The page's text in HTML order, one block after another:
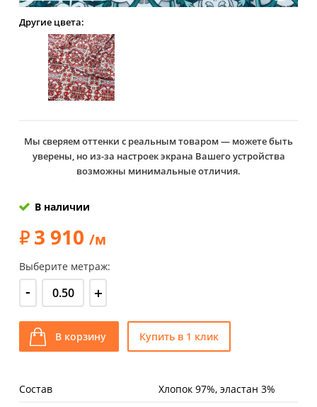
Другие цвета:
Мы сверяем оттенки с реальным товаром — можете быть
уверены, но из-за настроек экрана Вашего устройства
возможны минимальные отличия.
В наличии
3 910 /м
Выберите метраж:
- +
В корзину Купить в 1 клик
Состав
Хлопок 97%, эластан 3%